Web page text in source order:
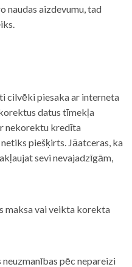
naudas aizdevumu, tad
cilvēki piesaka ar interneta
datus tīmekļa
nekorektu kredīta
piešķirts. Jāatceras, ka
sevi nevajadzīgām,
maksa vai veikta korekta
pēc nepareizi